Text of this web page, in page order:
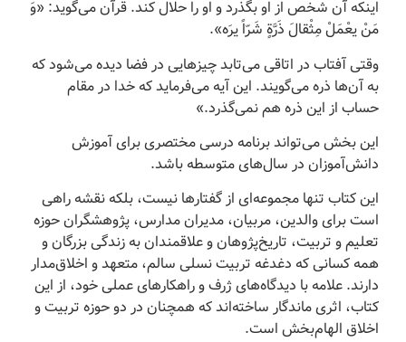
اینکه آن شخص از او بگذرد و او را حلال کند. قرآن مى‌گوید: «وَ
مَنْ یعْمَلْ مِثْقالَ ذَرَّةٍ شَرّاً یرَه».
وقتى آفتاب در اتاقى مى‌تابد چیزهایى در فضا دیده مى‌شود که
به آن‌ها ذره مى‌گویند. این آیه مى‌فرماید که خدا در مقام
حساب از این ذره هم نمى‌گذرد.»
این بخش می‌تواند برنامه درسی مختصری برای آموزش
دانش‌آموزان در سال‌های متوسطه باشد.
این کتاب تنها مجموعه‌ای از گفتارها نیست، بلکه نقشه راهی
است برای والدین، مربیان، مدیران مدارس، پژوهشگران حوزه
تعلیم و تربیت، تاریخ‌پژوهان و علاقمندان به زندگی بزرگان و
همه کسانی که دغدغه تربیت نسلی سالم، متعهد و اخلاق‌مدار
دارند. علامه با دیدگاه‌های ژرف و راهکارهای عملی خود، از این
کتاب، اثری ماندگار ساخته‌اند که همچنان در دو حوزه تربیت و
اخلاق الهام‌بخش است.